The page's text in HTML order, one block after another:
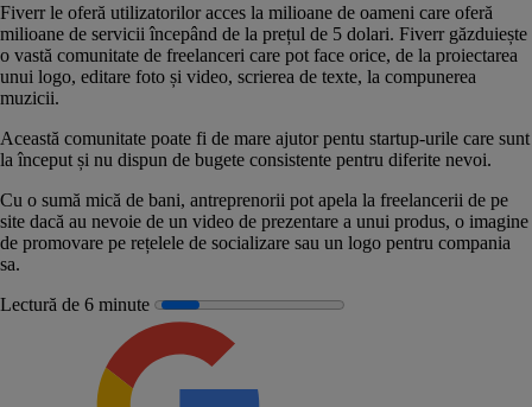
Fiverr le oferă utilizatorilor acces la milioane de oameni care oferă
milioane de servicii începând de la prețul de 5 dolari. Fiverr găzduiește
o vastă comunitate de freelanceri care pot face orice, de la proiectarea
unui logo, editare foto și video, scrierea de texte, la compunerea
muzicii.
Această comunitate poate fi de mare ajutor pentu startup-urile care sunt
la început și nu dispun de bugete consistente pentru diferite nevoi.
Cu o sumă mică de bani, antreprenorii pot apela la freelancerii de pe
site dacă au nevoie de un video de prezentare a unui produs, o imagine
de promovare pe rețelele de socializare sau un logo pentru compania
sa.
Lectură de 6 minute